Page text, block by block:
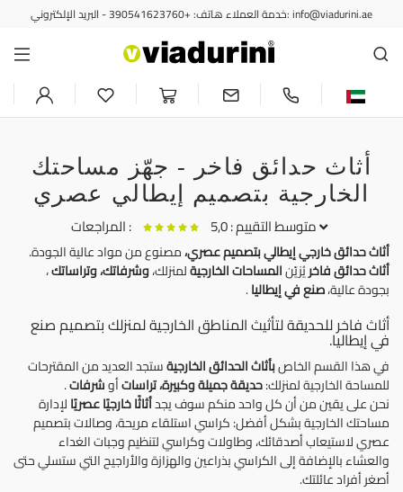
خدمة العملاء هاتف: +390541623760 - البريد الإلكتروني: info@viadurini.ae
أثاث حدائق فاخر - جهّز مساحتك
الخارجية بتصميم إيطالي عصري
المراجعات :
كرسي مصمم للاستخدام الخارجي/الداخلي مصنوع من مادة البولي بروبيلين،
صنع في إيطاليا، بيا
Bellissima sedie, il design minimale si sposta perfettamente con il
colore della struttura e seduta. Comoda e maneggevole.
أثاث حدائق خارجي إيطاليبتصميم عصري،مصنوع من مواد عالية الجودة.
أثاث حدائق فاخريُزيّنالمساحات الخارجيةلمنزلك،وشرفاتك،وتراساتك،
بجودة عالية،صنع في إيطاليا.
أثاث فاخر للحديقة لتأثيث المناطق الخارجية لمنزلك بتصميم صنع
في إيطاليا.
في هذا القسم الخاصبأثاث الحدائق الخارجيةستجد العديد من المقترحات
للمساحة الخارجية لمنزلك:حديقة جميلة وكبيرة،تراساتأوشرفات.
نحن على يقين من أن كل واحد منكم سوف يجدأثاثًا خارجيًا عصريًالإدارة
مساحتك الخارجية بشكل أفضل: كراسي استلقاء مريحة، وصالات بتصميم
عصري لاستيعاب أصدقائك، وطاولات وكراسي لتنظيم وجبات الغداء
والعشاء بالإضافة إلى الكراسي بذراعين والهزازة والأراجيح التي ستسلي حتى
أصغر أفراد عائلتك.